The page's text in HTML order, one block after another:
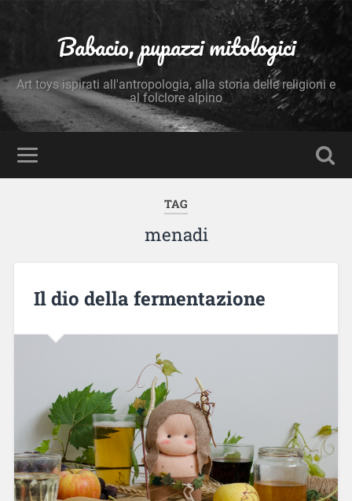
Babacio, pupazzi mitologici
Art toys ispirati all'antropologia, alla storia delle religioni e
al folclore alpino
TAG
menadi
Il dio della fermentazione